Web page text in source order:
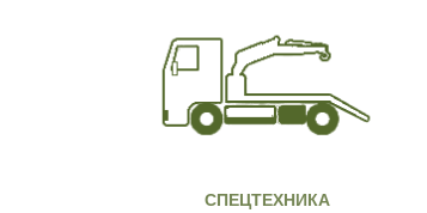
СПЕЦТЕХНИКА